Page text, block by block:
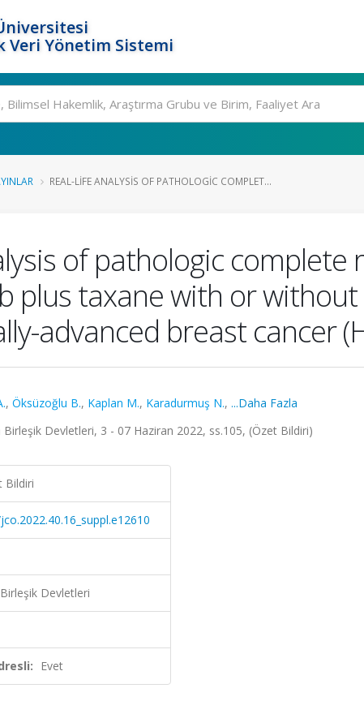
Veri Yönetim Sistemi
REAL-LIFE ANALYSIS OF PATHOLOGIC COMPLET...
of pathologic
plus taxane with or
advanced breast cancer
, Öksüzoğlu B., Kaplan M., Karadurmuş N., ...Daha Fazla
Devletleri, 3 - 07 Haziran 2022, ss.105, (Özet Bildiri)
Bildiri
Devletleri
Evet